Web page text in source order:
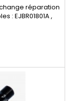
réparation
: EJBR01801A ,
, R01801Z ,
, 8200567290 ,
- Pour
dCi